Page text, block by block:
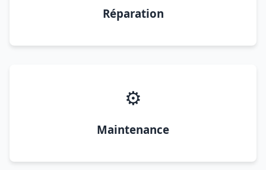
Réparation
⚙️
Maintenance